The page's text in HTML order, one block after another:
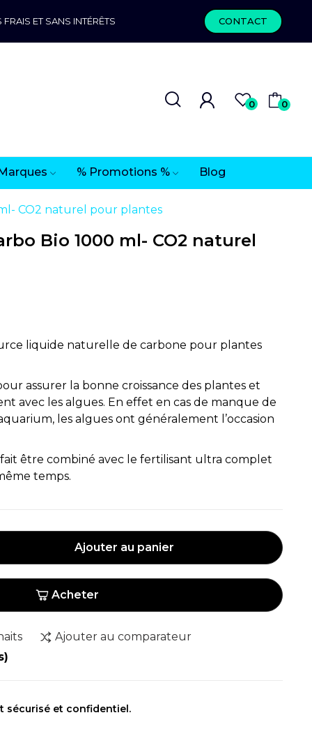
ET SANS INTÉRÊTS CONTACT
0 0
% Promotions % Blog
CO2 naturel pour plantes
Bio 1000 ml- CO2 naturel
liquide naturelle de carbone pour plantes
assurer la bonne croissance des plantes et
avec les algues. En effet en cas de manque de
les algues ont généralement l’occasion
être combiné avec le fertilisant ultra complet
temps.
Ajouter au panier
Acheter
Ajouter au comparateur
sécurisé et confidentiel.